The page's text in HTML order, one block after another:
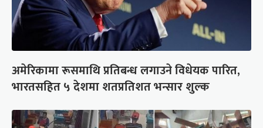
अमेरिकामा रूसमाथि प्रतिबन्ध लगाउने विधेयक पारित,
भारतसहित ५ देशमा शतप्रतिशत भन्सार शुल्क